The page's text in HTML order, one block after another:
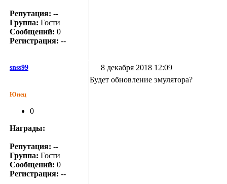
Репутация: --
Группа: Гости
Сообщений: 0
Регистрация: --
snss99 8 декабря 2018 12:09
Юнец
0
Награды:
Репутация: --
Группа: Гости
Сообщений: 0
Регистрация: --
Будет обновление эмулятора?